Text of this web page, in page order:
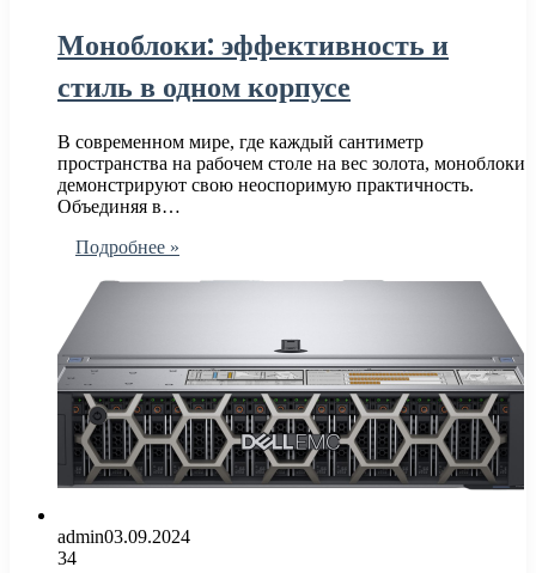
Моноблоки: эффективность и
стиль в одном корпусе
В современном мире, где каждый сантиметр
пространства на рабочем столе на вес золота, моноблоки
демонстрируют свою неоспоримую практичность.
Объединяя в…
Подробнее »
admin03.09.2024
34